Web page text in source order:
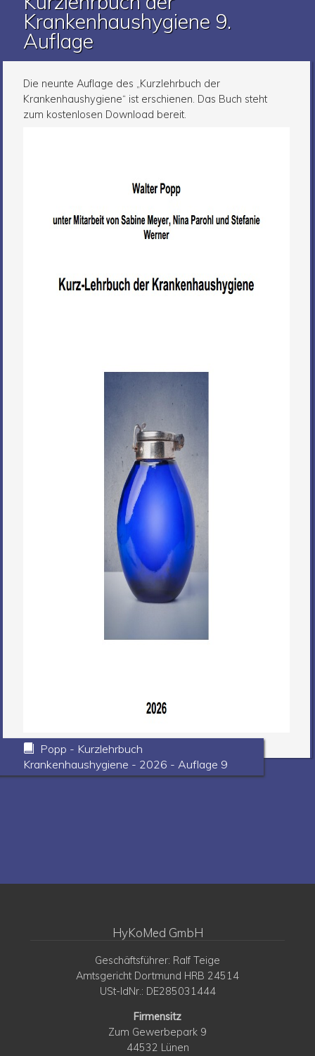
Krankenhaushygiene 9.
Auflage
Die neunte Auflage des „Kurzlehrbuch der
Krankenhaushygiene“ ist erschienen. Das Buch steht
zum kostenlosen Download bereit.
Popp - Kurzlehrbuch
Krankenhaushygiene - 2026 - Auflage 9
HyKoMed GmbH
Geschäftsführer: Ralf Teige
Amtsgericht Dortmund HRB 24514
USt-IdNr.: DE285031444
Firmensitz
Zum Gewerbepark 9
44532 Lünen